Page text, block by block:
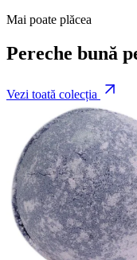
Mai poate plăcea
Pereche bună
Vezi toată colecția